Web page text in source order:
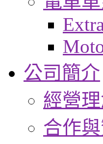
公司簡介
經營
合作